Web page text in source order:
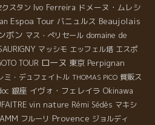
クスタン Ivo Ferreira ドメーヌ・ムレシ
Espoa Tour バニュルス Beaujolais
ボン マス・ぺリセール domaine de
マッシモ エッフェル塔 エスポ
TOUR ローヌ 東京 Perpignan
ミ・デュフェイトル THOMAS PICO 質販ス
銀座 イヴォ・フェレイラ Okinawa
vin nature Rémi Sédès マキシ
フルーリ Provence ジョルディ